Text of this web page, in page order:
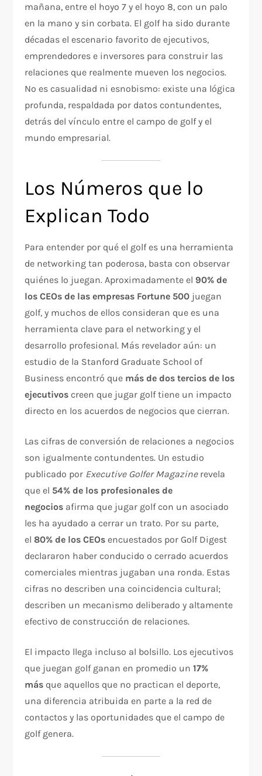
mañana, entre el hoyo 7 y el hoyo 8, con un palo
en la mano y sin corbata. El golf ha sido durante
décadas el escenario favorito de ejecutivos,
emprendedores e inversores para construir las
relaciones que realmente mueven los negocios.
No es casualidad ni esnobismo: existe una lógica
profunda, respaldada por datos contundentes,
detrás del vínculo entre el campo de golf y el
mundo empresarial.
Los Números que lo
Explican Todo
Para entender por qué el golf es una herramienta
de networking tan poderosa, basta con observar
quiénes lo juegan. Aproximadamente el 90% de
los CEOs de las empresas Fortune 500 juegan
golf, y muchos de ellos consideran que es una
herramienta clave para el networking y el
desarrollo profesional. Más revelador aún: un
estudio de la Stanford Graduate School of
Business encontró que más de dos tercios de los
ejecutivos creen que jugar golf tiene un impacto
directo en los acuerdos de negocios que cierran.
Las cifras de conversión de relaciones a negocios
son igualmente contundentes. Un estudio
publicado por Executive Golfer Magazinerevela
que el 54% de los profesionales de
negocios afirma que jugar golf con un asociado
les ha ayudado a cerrar un trato. Por su parte,
el80% de los CEOs encuestados por Golf Digest
declararon haber conducido o cerrado acuerdos
comerciales mientras jugaban una ronda. Estas
cifras no describen una coincidencia cultural;
describen un mecanismo deliberado y altamente
efectivo de construcción de relaciones.
El impacto llega incluso al bolsillo. Los ejecutivos
que juegan golf ganan en promedio un17%
más que aquellos que no practican el deporte,
una diferencia atribuida en parte a la red de
contactos y las oportunidades que el campo de
golf genera.